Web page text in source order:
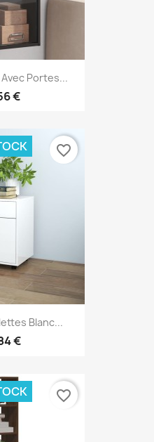
Portes...
€
Blanc...
€
favorite_border
favorite_border